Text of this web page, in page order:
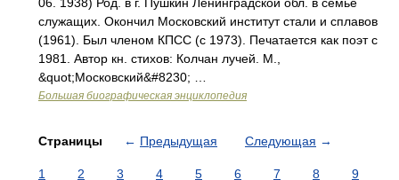
служащих. Окончил Московский институт стали и сплавов
(1961). Был членом КПСС (с 1973). Печатается как поэт с
1981. Автор кн. стихов: Колчан лучей. М.,
&quot;Московский&#8230; …
Большая биографическая энциклопедия
Страницы ← Предыдущая Следующая →
1 2 3 4 5 6 7 8
9